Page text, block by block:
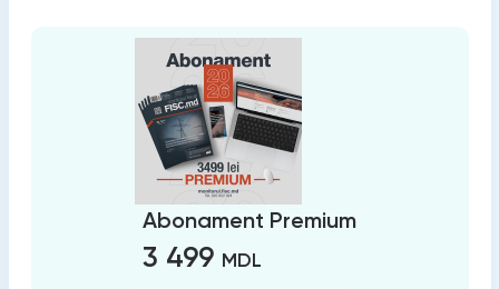
Abonament Premium
3 499 MDL